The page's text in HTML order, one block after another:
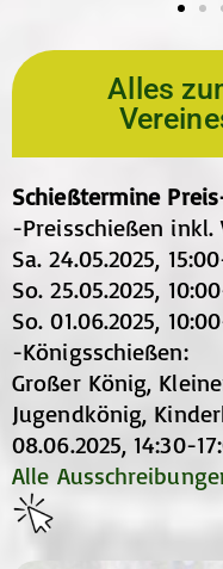
Alles
Schießtermine
-Preisschießen inkl.
Sa. 24.05.2025,
So. 25.05.2025,
So. 01.06.2025,
-Königsschießen:
Großer König,
Jugendkönig,
08.06.2025, 14:30-
Alle